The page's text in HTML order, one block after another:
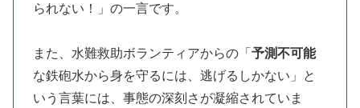
られない！」の一言です。
また、水難救助ボランティアからの「 予測不可能
な鉄砲水から身を守るには、逃げるしかない」と
いう言葉には、事態の深刻さが凝縮されていま